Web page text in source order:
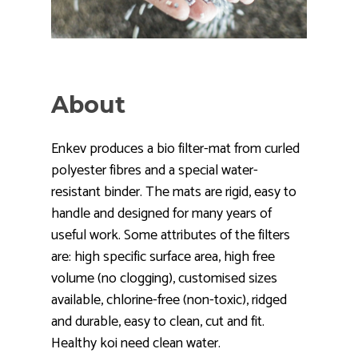
About
Enkev produces a bio filter-mat from curled
polyester fibres and a special water-
resistant binder. The mats are rigid, easy to
handle and designed for many years of
useful work. Some attributes of the filters
are: high specific surface area, high free
volume (no clogging), customised sizes
available, chlorine-free (non-toxic), ridged
and durable, easy to clean, cut and fit.
Healthy koi need clean water.